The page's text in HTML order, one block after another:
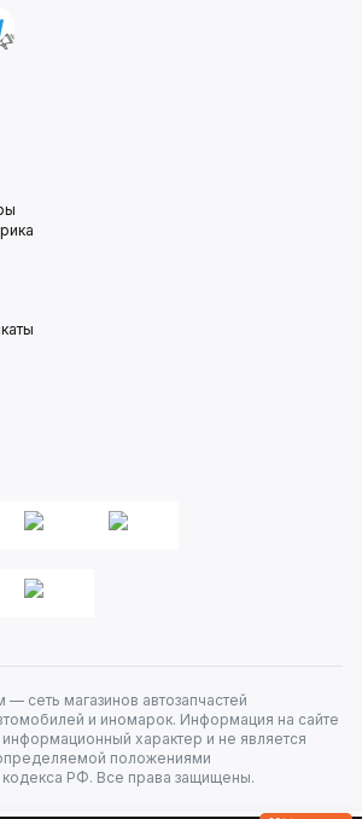
сеть магазинов автозапчастей
и иномарок. Информация на сайте
характер и не является
положениями
кодекса РФ. Все права защищены.